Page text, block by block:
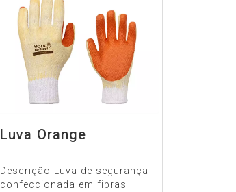
Luva Orange
Descrição Luva de segurança
confeccionada em fibras